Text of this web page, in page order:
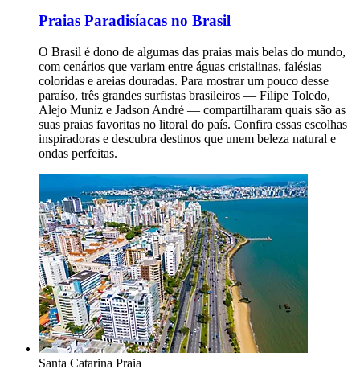
Praias Paradisíacas no Brasil
O Brasil é dono de algumas das praias mais belas do mundo,
com cenários que variam entre águas cristalinas, falésias
coloridas e areias douradas. Para mostrar um pouco desse
paraíso, três grandes surfistas brasileiros — Filipe Toledo,
Alejo Muniz e Jadson André — compartilharam quais são as
suas praias favoritas no litoral do país. Confira essas escolhas
inspiradoras e descubra destinos que unem beleza natural e
ondas perfeitas.
Santa Catarina Praia